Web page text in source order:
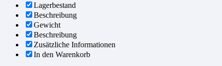
Lagerbestand
Beschreibung
Gewicht
Beschreibung
Zusätzliche Informationen
In den Warenkorb